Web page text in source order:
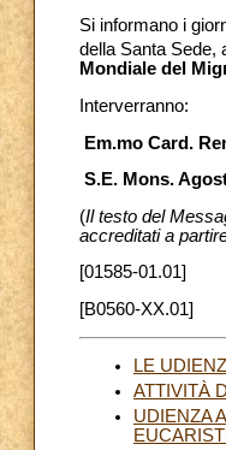
Si informano i
della Santa Sede,
Mondiale del
Interverranno:
Em.mo Card.
S.E. Mons.
(Il testo del
accreditati a
[01585-01.01]
[B0560-XX.01]
LE
ATTIVITÀ
UDIENZA